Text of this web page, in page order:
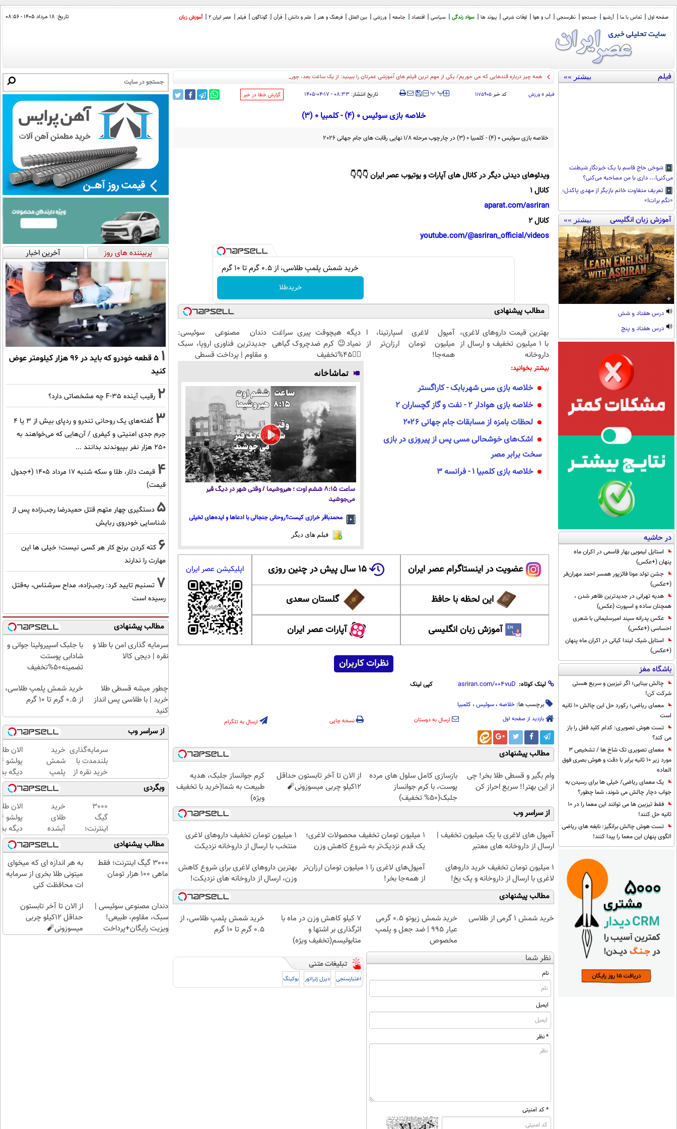
صفحه اول تماس با ما آرشیو جستجو نظرسنجی آب و هوا اوقات شرعی پیوند ها سواد زندگی سیاسی اقتصاد جامعه ورزشی بین الملل فرهنگ و هنر علم و دانش قرآن گوناگون فیلم عصر ایران 2 آموزش زبان تاریخ: ۱۸ مرداد ۱۴۰۵ - ۰۸:۵۶
فیلم بیشتر »»
شوخی حاج قاسم با یک خبرنگار شیطنت
می‌کنی!... داری با من مصاحبه می‌کنی؟
تعریف متفاوت خانم بازیگر از مهدی پاکدل:
«نگم برات!»
آموزش زبان انگلیسی بیشتر »»
درس هفتاد و شش
درس هفتاد و پنج
در حاشیه
استایل لیمویی بهار قاسمی در اکران ماه
پنهان (+عکس)
جشن تولد مونا فائزپور همسر احمد مهران‌فر
(+عکس)
هدیه تهرانی در جدیدترین ظاهر شدن ،
همچنان ساده و اسپورت (عکس)
عکس پدرانه سپند امیرسلیمانی با شعری
احساسی (+عکس)
استایل شیک لیندا کیانی در اکران ماه پنهان
(+عکس)
باشگاه مغز
چالش بینایی؛ اگر تیزبین و سریع هستی
شرکت کن!
معمای ریاضی؛ رکورد حل این چالش 10 ثانیه
است
تست هوش تصویری: کدام کلید قفل را باز
می کند؟
معمای تصویری تک شاخ ها / تشخیص 3
مورد زیر 10 ثانیه برابر با دقت و هوش بصری فوق
العاده
یک معمای ریاضی/ خیلی ها برای رسیدن به
جواب دچار چالش می شوند، شما چطور؟
فقط تیزبین ها می توانند این معما را در 10
ثانیه حل کنند!
تست هوش چالش برانگیز: نابغه های ریاضی
الگوی پنهان این معما را پیدا کنند!
همه چیز درباره قندهایی که می خوریم/ یکی از مهم ترین فیلم های آموزشی عمرتان را ببینید: از یک ساعت بعد، جور دیگری زندگی
فیلم » ورزش کد خبر ۱۱۷۵۹۰۵ ‍‍‍ پپ تاریخ انتشار: ۰۸:۳۳ - ۱۷-۰۴-۱۴۰۵ ‌گزارش خطا در خبر
خلاصه بازی سوئیس 0 (4) - کلمبیا 0 (3)
خلاصه بازی سوئیس 0 (4) - کلمبیا 0 (3) در چارچوب مرحله 1/8 نهایی رقابت های جام جهانی 2026
ویدئوهای دیدنی دیگر در کانال های آپارات و یوتیوب عصر ایران 👇👇👇
کانال 1
aparat.com/asriran
کانال 2
youtube.com/@asriran_official/videos
خرید شمش پلمپ طلاسی، از ۰.۵ گرم تا ۱۰ گرم
خریدطلا
مطالب پیشنهادی
بهترین قیمت داروهای لاغری،
با ۱ میلیون تخفیف و ارسال از
داروخانه‌
آمپول لاغری اسپارتینا، ا
میلیون تومان ارزان‌تر از
همه‌جا!
دیگه هیچوقت پیری سراغت
نمیاد😉 کرم ضدچروک گیاهی
👈🏻45%تخفیف
دندان مصنوعی سوئیسی:
جدیدترین فناوری اروپا، سبک
و مقاوم | پرداخت قسطی
بیشتر بخوانید:
خلاصه بازی مس شهربابک - کاراگستر
خلاصه بازی هوادار ۲ - نفت و گاز گچساران ۲
لحظات بامزه از مسابقات جام جهانی ۲۰۲۶
اشک‌های خوشحالی مسی پس از پیروزی در بازی
سخت برابر مصر
خلاصه بازی کلمبیا ۱ - فرانسه ۳
تماشاخانه
ساعت ۸:۱۵ ششم اوت ؛ هیروشیما / وقتی شهر در دیگ قیر
می‌جوشید
محمدباقر خرازی کیست؟روحانی جنجالی با ادعاها و ایده‌های تخیلی
فیلم های دیگر
عضویت در اینستاگرام عصر ایران ۱۵ سال پیش در چنین روزی
این لحظه با حافظ گلستان سعدی
آموزش زبان انگلیسی آپارات عصر ایران
اپلیکیشن عصر ایران
نظرات کاربران
لینک کوتاه: کپی لینک
برچسب ها: خلاصه‌ ، سوئیس ، کلمبیا
بازدید از صفحه اول ارسال به دوستان نسخه چاپی ارسال به تلگرام
مطالب پیشنهادی
وام بگیر و قسطی طلا بخر! چی
از این بهتر!! سریع احراز کن
بازسازی کامل سلول های مرده
پوست، با کرم جوانساز
جلبک(50% تخفیف)
از الان تا آخر تابستون حداقل
12کیلو چربی میسوزونی🧨
کرم جوانساز جلبک، هدیه
طبیعت به شما(خرید با تخفیف
ویژه)
از سراسر وب
آمپول های لاغری با یک میلیون تخفیف |
ارسال از داروخانه های معتبر
۱ میلیون تومان تخفیف محصولات لاغری؛
یک قدم نزدیک‌تر به شروع کاهش وزن
۱ میلیون تومان تخفیف داروهای لاغری
منتخب با ارسال از داروخانه نزدیکت
1 میلیون تومان تخفیف خرید داروهای
لاغری با ارسال از داروخانه و پک یخ!
آمپول‌های لاغری را ۱ میلیون تومان ارزان‌تر
از همه‌جا بخر!
بهترین داروهای لاغری برای شروع کاهش
وزن، ارسال از داروخانه های نزدیکت!
مطالب پیشنهادی
خرید شمش 1 گرمی از طلاسی
خرید شمش زیوتو ۰.۵ گرمی
عیار ۹۹۵ | ضد جعل و پلمپ
مخصوص
۷ کیلو کاهش وزن در ماه با
اثرگذاری بر اشتها و
متابولیسم(تخفیف ویژه)
خرید شمش پلمپ طلاسی، از
۰.۵ گرم تا ۱۰ گرم
نظر شما
نام
ایمیل
* نظر
* کد امنیتی
اعتبارسنجی دیزل ژنراتور بوکینگ
پربیننده های روز آخرین اخبار
1
۵ قطعه خودرو که باید در ۹۶ هزار کیلومتر عوض
کنید
2 رقیب آینده F-35 چه مشخصاتی دارد؟
3
گفته‌های یک روحانی تندرو و ردپای بیش از ۳ یا ۴
جرم جدی امنیتی و کیفری / آن‌هایی که می‌خواهند به
۲۵۰ هزار نفر بپیوندند بدانند ...
4
قیمت دلار، طلا و سکه شنبه ۱۷ مرداد ۱۴۰۵ (+جدول
قیمت)
5 دستگیری چهار متهم قتل حمیدرضا رجب‌زاده پس از
شناسایی خودروی ربایش
6 کته کردن برنج کار هر کسی نیست؛ خیلی ها این
مهارت را ندارند
7 تسنیم تایید کرد: رجب‌زاده، مداح سرشناس، به‌قتل
رسیده است
مطالب پیشنهادی
سرمایه گذاری امن با طلا و
نقره | دیجی کالا
با جلبک اسپیرولینا جوانی و
شادابی پوستت
تضمینه50%تخفیف
چطور میشه قسطی طلا
خرید | با طلاسی پس انداز
کنید
خرید شمش پلمپ طلاسی،
از ۰.۵ گرم تا ۱۰ گرم
از سراسر وب
سرمایه‌گذاری
بلندمدت با
خرید نقره از
دیجی‌کالا
خرید
شمش
پلمپ
طلاسی،
از ۰.۵
گرم تا
۱۰ گرم
الان
دیگه
طلا با
بی‌بهره
وبگردی
3000
گیگ
اینترنت؛
فقط
ماهی
100
هزار
خرید
طلای
آبشده
حتی با
۱۰۰هزارتومان
الان
دیگه
طلا با
بی‌بهره
مطالب پیشنهادی
3000 گیگ اینترنت؛ فقط
ماهی 100 هزار تومان
به هر اندازه ای که میخوای
میتونی طلا بخری از سرمایه
ات محافظت کنی
دندان مصنوعی سوئیسی |
سبک، مقاوم، طبیعی!
ویزیت رایگان+پرداخت
از الان تا آخر تابستون
حداقل 12کیلو چربی
میسوزونی🧨